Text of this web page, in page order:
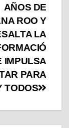
AÑOS DE
ROO Y
LA
IMPULSA
PARA
TODOS